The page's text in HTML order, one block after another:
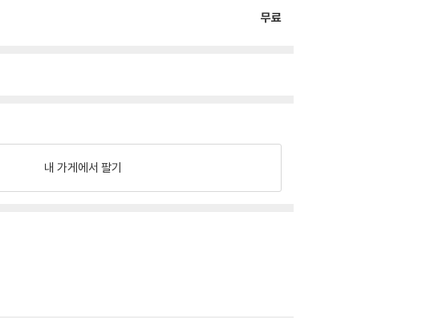
무료
내 가게에서 팔기